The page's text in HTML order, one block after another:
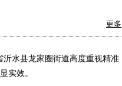
更多
水县龙家圈街道高度重视精准
实效。